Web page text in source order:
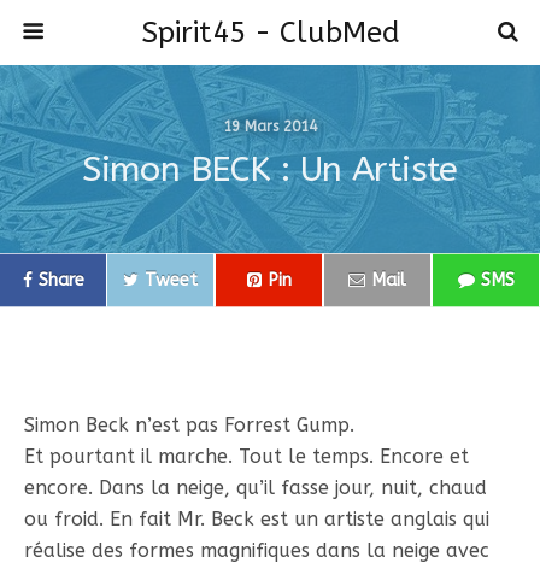
Spirit45 - ClubMed
19 Mars 2014
Simon BECK : Un Artiste
Share Tweet Pin Mail SMS
Simon Beck n’est pas Forrest Gump.
Et pourtant il marche. Tout le temps. Encore et
encore. Dans la neige, qu’il fasse jour, nuit, chaud
ou froid. En fait Mr. Beck est un artiste anglais qui
réalise des formes magnifiques dans la neige avec